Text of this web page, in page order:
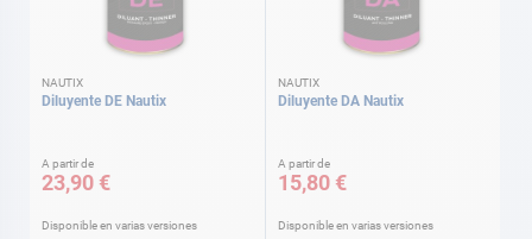
NAUTIX
Diluyente DE Nautix
A partir de
23,90 €
Disponible en varias versiones
NAUTIX
Diluyente DA Nautix
A partir de
15,80 €
Disponible en varias versiones